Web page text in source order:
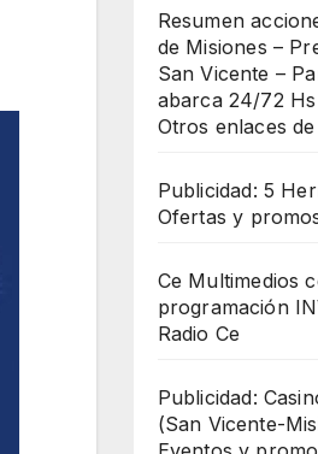
Resumen
de Misiones –
San Vicente –
abarca 24/72
Otros enlaces
Publicidad: 5
Ofertas y
Ce Multimedios
programación
Radio Ce
Publicidad:
(San Vicente-